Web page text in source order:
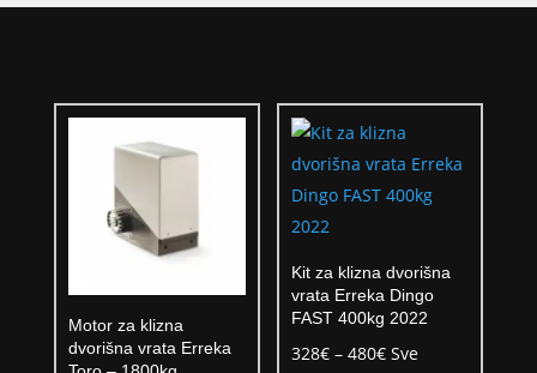
Motor za klizna
dvorišna vrata Erreka
Kit za klizna dvorišna
vrata Erreka Dingo
FAST 400kg 2022
328€ – 480€Raspon
Sve